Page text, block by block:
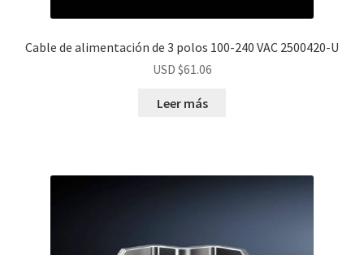
Cable de alimentación de 3 polos 100-240 VAC 2500420-U
USD $61.06
Leer más